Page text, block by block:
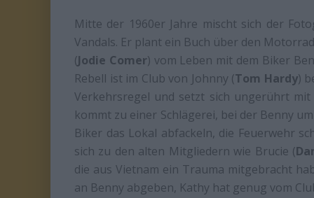
Mitte der 1960er Jahre mischt sich der
Vandals. Er plant ein Buch über den
(Jodie Comer) vom Leben mit dem Biker
Rebell ist im Club von Johnny (Tom Hardy)
Verkehrsregel und setzt sich ungerührt mit
kommt zu einer Schlägerei, bei der Benny
Biker das Lokal abfackeln, die Feuerwehr
sich zu den alten Mitgliedern wie Brucie (
die aus Vietnam ein Trauma mitgebracht
an Benny abgeben, Kathy hat genug vom